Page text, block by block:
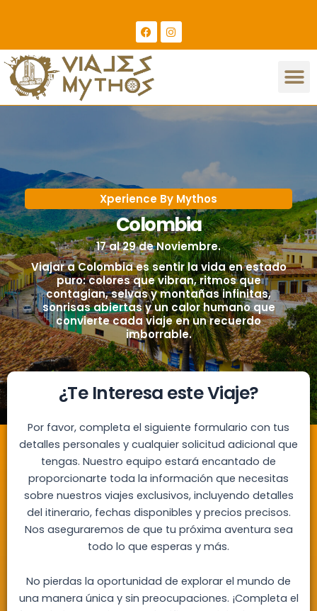
F
a
c
e
b
o
o
I
n
s
Xperience By Mythos
Colombia
17 al 29 de Noviembre.
Viajar a Colombia es sentir la vida en estado
puro: colores que vibran, ritmos que
contagian, selvas y montañas infinitas,
sonrisas abiertas y un calor humano que
convierte cada viaje en un recuerdo
imborrable.
¿Te Interesa este Viaje?
Por favor, completa el siguiente formulario con tus
detalles personales y cualquier solicitud adicional que
tengas. Nuestro equipo estará encantado de
proporcionarte toda la información que necesitas
sobre nuestros viajes exclusivos, incluyendo detalles
del itinerario, fechas disponibles y precios precisos.
Nos aseguraremos de que tu próxima aventura sea
todo lo que esperas y más.
No pierdas la oportunidad de explorar el mundo de
una manera única y sin preocupaciones. ¡Completa el